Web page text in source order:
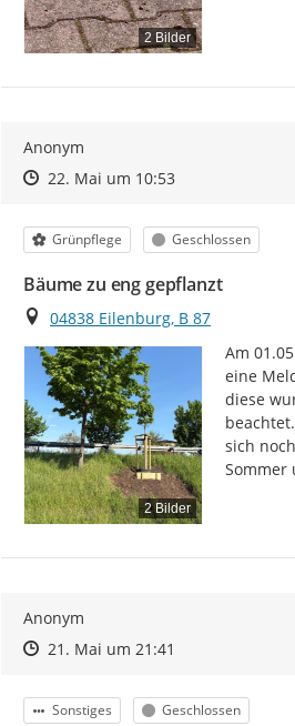
2 Bilder
Anonym
Zeitpunkt des Erstellens
Zeitpunkt des Erstellens
22. Mai um 10:53Zur Äußerung
Kategorie
Grünpflege Status
Geschlossen
Bäume zu eng gepflanzt
Ort
04838 Eilenburg, B 87
2 Bilder
Am
eine
diese
sich
Sommer
Anonym
Zeitpunkt des Erstellens
Zeitpunkt des Erstellens
21. Mai um 21:41
Kategorie
Sonstiges Status
Geschlossen